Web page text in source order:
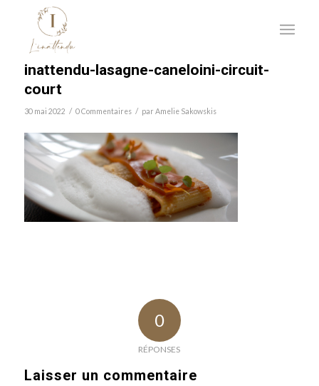
inattendu-lasagne-caneloini-circuit-
court
30 mai 2022 / 0 Commentaires / par Amelie Sakowskis
0
RÉPONSES
Laisser un commentaire